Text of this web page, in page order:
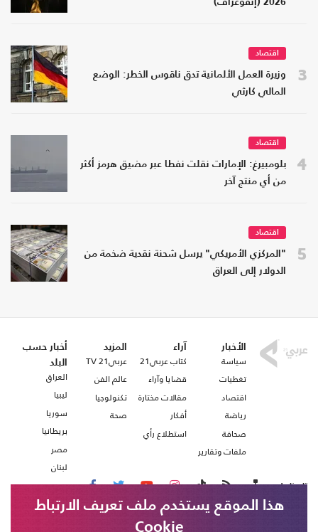
2026 (إنفوغراف)
3
اقتصاد
وزيرة العمل الألمانية تدق ناقوس الخطر: الوضع
المالي كارثي
4
اقتصاد
بلومبيرغ: الإمارات نقلت نفطا عبر مضيق هرمز أكثر
من أي منتج آخر
5
اقتصاد
"المركزي الأمريكي" يرسل شحنة نقدية ضخمة من
الدولار إلى العراق
الأخبار
سياسة
تغطيات
اقتصاد
رياضة
صحافة
ملفات وتقارير
آراء
كتاب عربي21
قضايا وآراء
مقالات مختارة
أفكار
استطلاع رأي
المزيد
عربي21 TV
عالم الفن
تكنولوجيا
صحة
أخبار حسب
البلد
العراق
ليبيا
سوريا
بريطانيا
مصر
لبنان
تابعنا على
هذا الموقع يستخدم ملف تعريف الارتباط
Cookie